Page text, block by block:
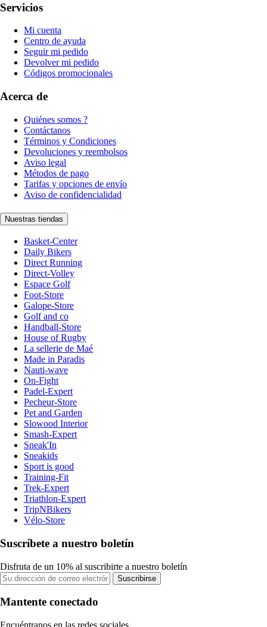
Servicios
Mi cuenta
Centro de ayuda
Seguir mi pedido
Devolver mi pedido
Códigos promocionales
Acerca de
Quiénes somos ?
Contáctanos
Términos y Condiciones
Devoluciones y reembolsos
Aviso legal
Métodos de pago
Tarifas y opciones de envío
Aviso de confidencialidad
Nuestras tiendas
Basket-Center
Daily Bikers
Direct Running
Direct-Volley
Espace Golf
Foot-Store
Galope-Store
Golf and co
Handball-Store
House of Rugby
La sellerie de Maé
Made in Paradis
Nauti-wave
On-Fight
Padel-Expert
Pecheur-Store
Pet and Garden
Slowood Interior
Smash-Expert
Sneak'In
Sneakids
Sport is good
Training-Fit
Trek-Expert
Triathlon-Expert
TripNBikers
Vélo-Store
Suscríbete a nuestro boletín
Disfruta de un 10% al suscribirte a nuestro boletín
Suscribirse
Mantente conectado